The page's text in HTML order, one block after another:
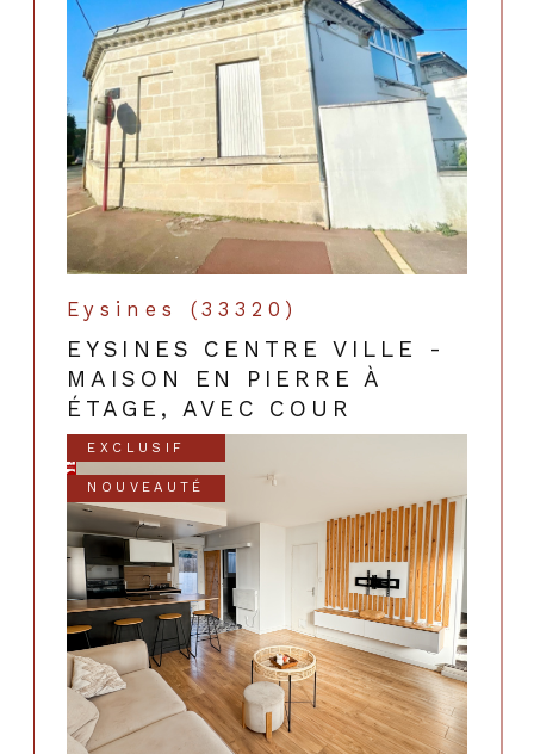
Eysines (33320)
EYSINES CENTRE VILLE -
MAISON EN PIERRE À
ÉTAGE, AVEC COUR
EXCLUSIF
NOUVEAUTÉ